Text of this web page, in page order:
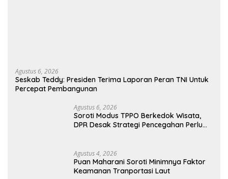
Agustus 6, 2026
Seskab Teddy: Presiden Terima Laporan Peran TNI Untuk
Percepat Pembangunan
Agustus 6, 2026
Soroti Modus TPPO Berkedok Wisata,
DPR Desak Strategi Pencegahan Perlu
Agustus 4, 2026
Puan Maharani Soroti Minimnya Faktor
Keamanan Tranportasi Laut